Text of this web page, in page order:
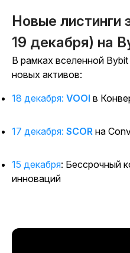
Новые листинги
19 декабря) на
В рамках вселенной
новых активов:
18 декабря: VOOI в
17 декабря: SCOR на
15 декабря: Бессрочный
инноваций